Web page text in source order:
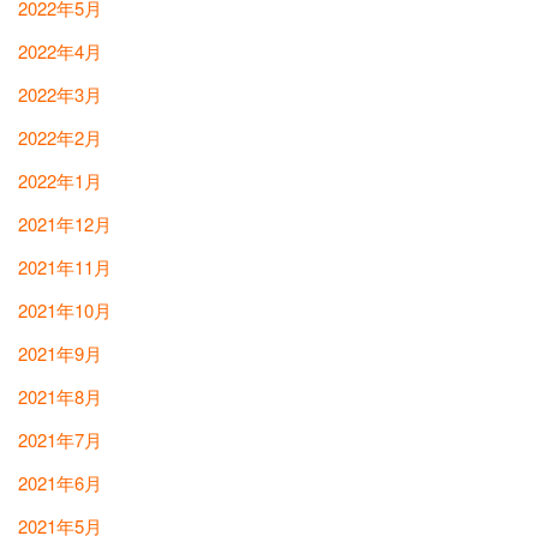
2022年5月
2022年4月
2022年3月
2022年2月
2022年1月
2021年12月
2021年11月
2021年10月
2021年9月
2021年8月
2021年7月
2021年6月
2021年5月